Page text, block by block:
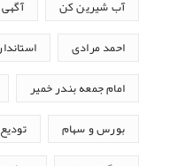
آب شیرین کن
احمد مرادی
امام جمعه بندر خمیر
بورس و سهام